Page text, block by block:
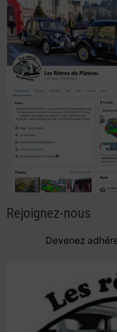
Rejoignez-nous
Devenez